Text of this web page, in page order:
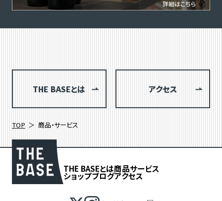
THE BASEとは アクセス
TOP 商品・サービス
THE BASEとは商品サービス
ショップブログアクセス